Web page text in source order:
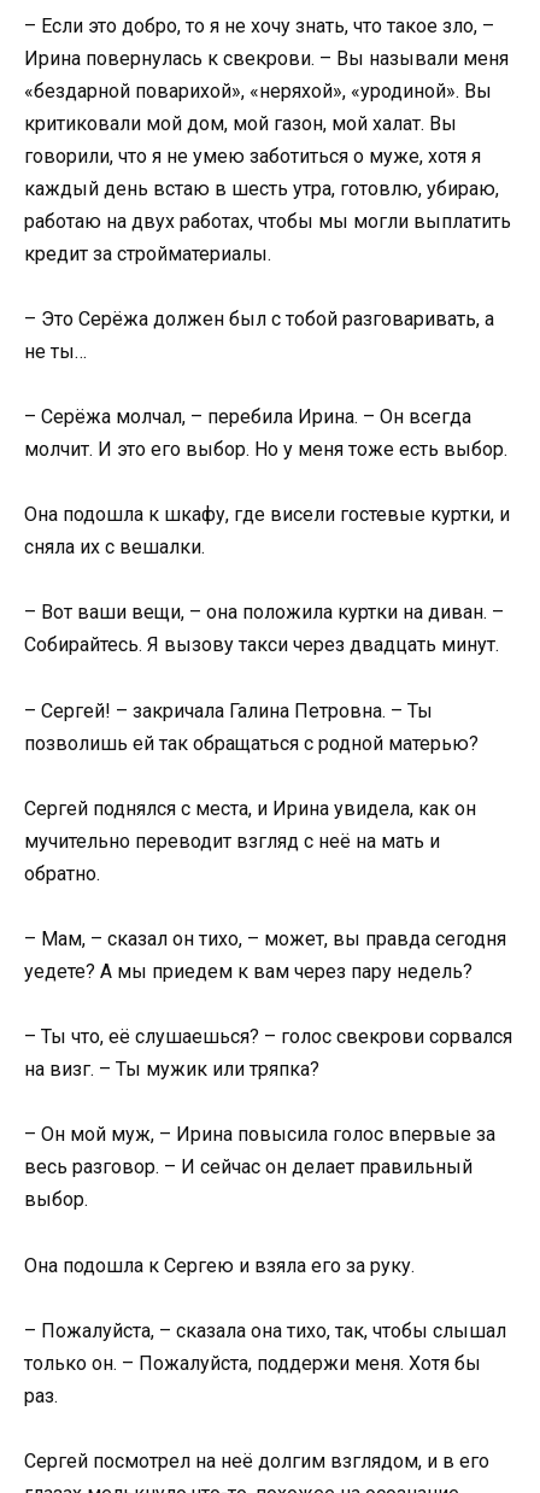
– Если это добро, то я не хочу знать, что такое зло, –
Ирина повернулась к свекрови. – Вы называли меня
«бездарной поварихой», «неряхой», «уродиной». Вы
критиковали мой дом, мой газон, мой халат. Вы
говорили, что я не умею заботиться о муже, хотя я
каждый день встаю в шесть утра, готовлю, убираю,
работаю на двух работах, чтобы мы могли выплатить
кредит за стройматериалы.
– Это Серёжа должен был с тобой разговаривать, а
не ты…
– Серёжа молчал, – перебила Ирина. – Он всегда
молчит. И это его выбор. Но у меня тоже есть выбор.
Она подошла к шкафу, где висели гостевые куртки, и
сняла их с вешалки.
– Вот ваши вещи, – она положила куртки на диван. –
Собирайтесь. Я вызову такси через двадцать минут.
– Сергей! – закричала Галина Петровна. – Ты
позволишь ей так обращаться с родной матерью?
Сергей поднялся с места, и Ирина увидела, как он
мучительно переводит взгляд с неё на мать и
обратно.
– Мам, – сказал он тихо, – может, вы правда сегодня
уедете? А мы приедем к вам через пару недель?
– Ты что, её слушаешься? – голос свекрови сорвался
на визг. – Ты мужик или тряпка?
– Он мой муж, – Ирина повысила голос впервые за
весь разговор. – И сейчас он делает правильный
выбор.
Она подошла к Сергею и взяла его за руку.
– Пожалуйста, – сказала она тихо, так, чтобы слышал
только он. – Пожалуйста, поддержи меня. Хотя бы
раз.
Сергей посмотрел на неё долгим взглядом, и в его